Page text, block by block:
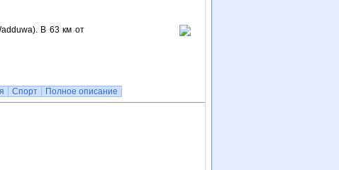
В 63 км от
Спорт Полное описание